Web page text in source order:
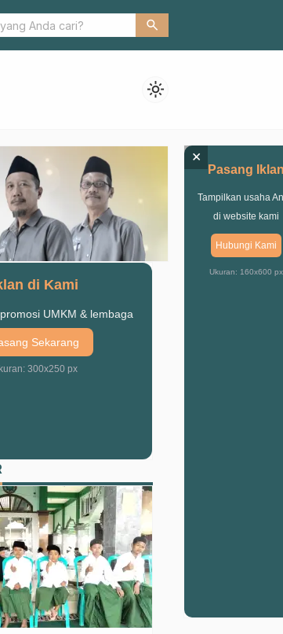
Sukses Gelar Turnamen Tenis Meja
search
light_mode
di Kami
UMKM & lembaga
Sekarang
300x250 px
Pasang
Tampilkan usaha
di website kami
Hubungi Kami
Ukuran: 160x600 px
×